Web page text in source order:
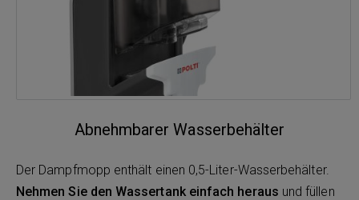
Abnehmbarer Wasserbehälter
Der Dampfmopp enthält einen 0,5-Liter-Wasserbehälter.
Nehmen Sie den Wassertank einfach heraus und füllen